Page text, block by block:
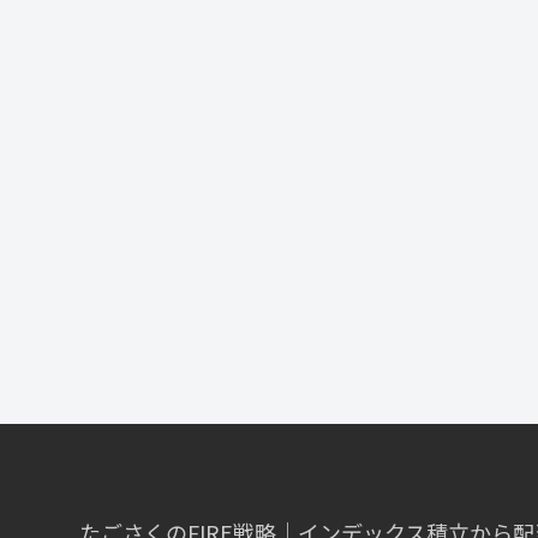
たごさくのFIRE戦略｜インデックス積立から